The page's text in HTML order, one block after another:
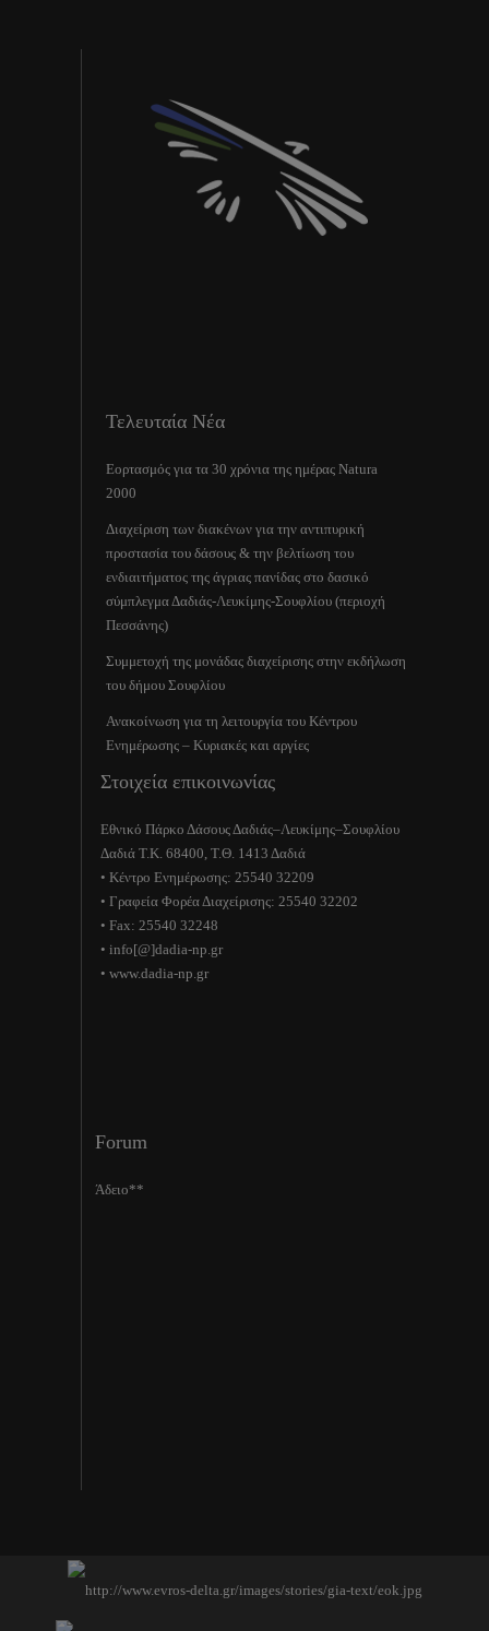
Τελευταία Νέα
Εορτασμός για τα 30 χρόνια της ημέρας Natura
2000
Διαχείριση των διακένων για την αντιπυρική
προστασία του δάσους & την βελτίωση του
ενδιαιτήματος της άγριας πανίδας στο δασικό
σύμπλεγμα Δαδιάς-Λευκίμης-Σουφλίου (περιοχή
Πεσσάνης)
Συμμετοχή της μονάδας διαχείρισης στην εκδήλωση
του δήμου Σουφλίου
Ανακοίνωση για τη λειτουργία του Κέντρου
Ενημέρωσης – Κυριακές και αργίες
Στοιχεία επικοινωνίας
Εθνικό Πάρκο Δάσους Δαδιάς–Λευκίμης–Σουφλίου
Δαδιά Τ.Κ. 68400, Τ.Θ. 1413 Δαδιά
• Κέντρο Ενημέρωσης: 25540 32209
• Γραφεία Φορέα Διαχείρισης: 25540 32202
• Fax: 25540 32248
• info[@]dadia-np.gr
• www.dadia-np.gr
Forum
Άδειο**